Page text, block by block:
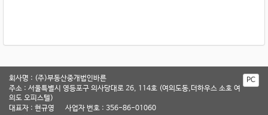
회사명 : (주)부동산중개법인바른
PC
주소 : 서울특별시 영등포구 의사당대로 26, 114호 (여의도동,더하우스 소호 여
의도 오피스텔)
대표자 : 현규영
사업자 번호 : 356-86-01060